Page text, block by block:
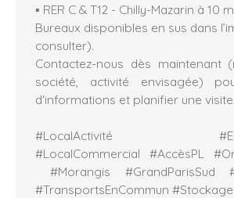
▪ RER C & T12 - Chilly-Mazarin à 10
Bureaux disponibles en sus dans
consulter).
Contactez-nous dès maintenant
société, activité envisagée)
d'informations et planifier une visite.
#LocalActivité
#LocalCommercial #AccèsPL
#Morangis #GrandParisSud
#TransportsEnCommun